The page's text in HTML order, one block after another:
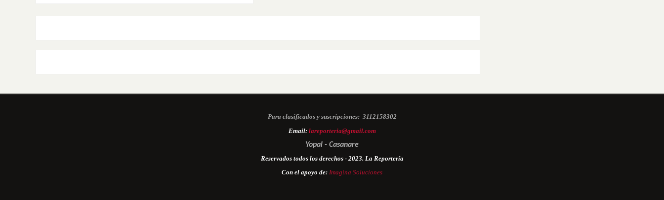
Para clasificados y suscripciones: 3112158302
Email: lareporteria@gmail.com
Yopal - Casanare
Reservados todos los derechos - 2023. La Reportería
Con el apoyo de: Imagina Soluciones